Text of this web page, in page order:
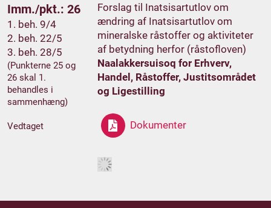
Imm./pkt.: 26
1. beh. 9/4
2. beh. 22/5
3. beh. 28/5
(Punkterne 25 og
26 skal 1.
behandles i
sammenhæng)
Vedtaget
Forslag til Inatsisartutlov om
ændring af Inatsisartutlov om
mineralske råstoffer og aktiviteter
af betydning herfor (råstofloven)
Naalakkersuisoq for Erhverv,
Handel, Råstoffer, Justitsområdet
og Ligestilling
Dokumenter